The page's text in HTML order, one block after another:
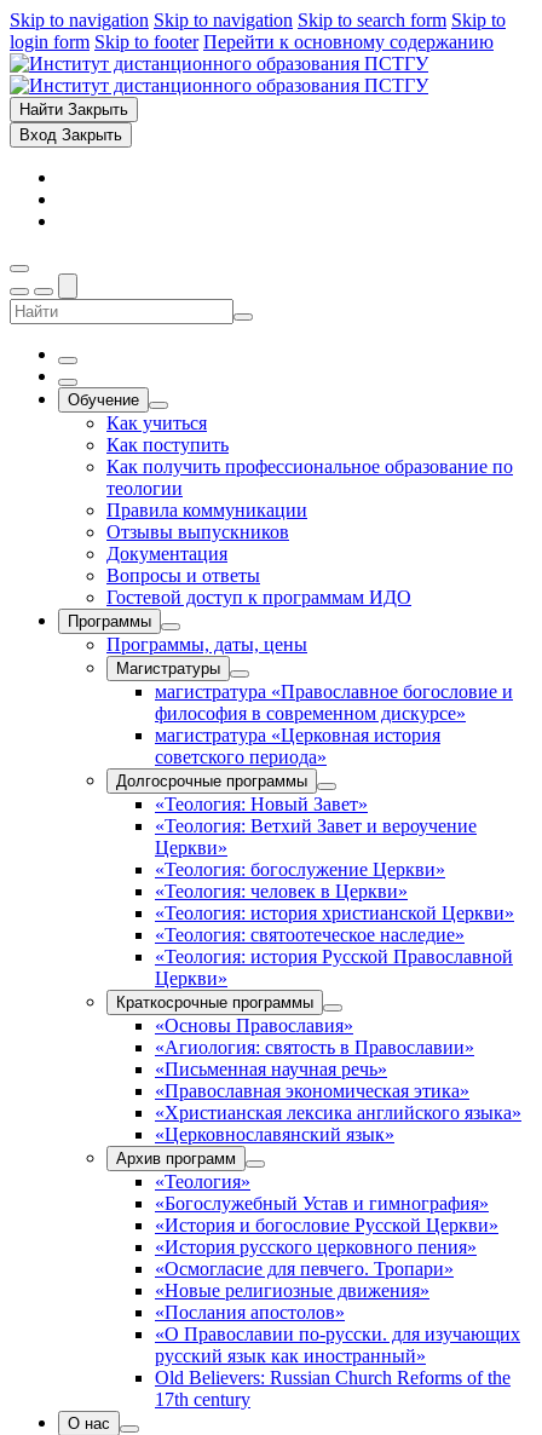
Skip to navigation Skip to navigation Skip to search form Skip to
login form Skip to footer Перейти к основному содержанию
Найти Закрыть
Вход Закрыть
Обучение
Как учиться
Как поступить
Как получить профессиональное образование по
теологии
Правила коммуникации
Отзывы выпускников
Документация
Вопросы и ответы
Гостевой доступ к программам ИДО
Программы
Программы, даты, цены
Магистратуры
магистратура «Православное богословие и
философия в современном дискурсе»
магистратура «Церковная история
советского периода»
Долгосрочные программы
«Теология: Новый Завет»
«Теология: Ветхий Завет и вероучение
Церкви»
«Теология: богослужение Церкви»
«Теология: человек в Церкви»
«Теология: история христианской Церкви»
«Теология: святоотеческое наследие»
«Теология: история Русской Православной
Церкви»
Краткосрочные программы
«Основы Православия»
«Агиология: святость в Православии»
«Письменная научная речь»
«Православная экономическая этика»
«Христианская лексика английского языка»
«Церковнославянский язык»
Архив программ
«Теология»
«Богослужебный Устав и гимнография»
«История и богословие Русской Церкви»
«История русского церковного пения»
«Осмогласие для певчего. Тропари»
«Новые религиозные движения»
«Послания апостолов»
«О Православии по-русски. для изучающих
русский язык как иностранный»
Old Believers: Russian Church Reforms of the
17th century
О нас